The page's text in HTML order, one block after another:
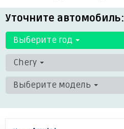
Уточните автомобиль:
Выберите год
Chery
Выберите модель